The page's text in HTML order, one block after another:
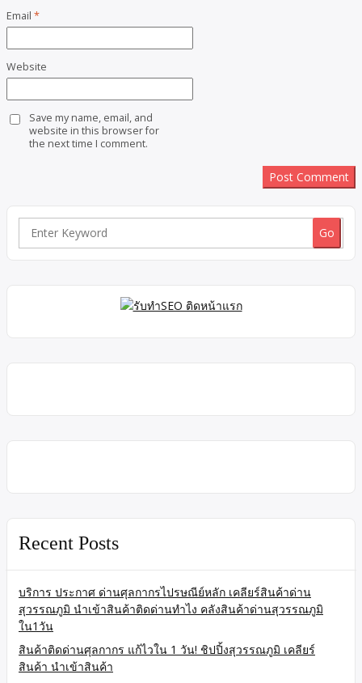
Email *
Website
Save my name, email, and
website in this browser for
the next time I comment.
Search
Recent Posts
บริการ ประกาศ ด่านศุลกากรไปรษณีย์หลัก เคลียร์สินค้าด่าน
สุวรรณภูมิ นำเข้าสินค้าติดด่านทำไง คลังสินค้าด่านสุวรรณภูมิ
ใน1วัน
สินค้าติดด่านศุลกากร แก้ไวใน 1 วัน! ชิปปิ้งสุวรรณภูมิ เคลียร์
สินค้า นำเข้าสินค้า